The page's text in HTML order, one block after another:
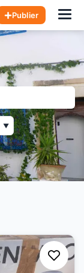
Publier
▼